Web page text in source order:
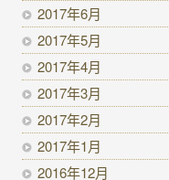
2017年6月
2017年5月
2017年4月
2017年3月
2017年2月
2017年1月
2016年12月